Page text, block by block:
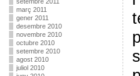
març 2011
gener 2011
desembre 2010
novembre 2010
octubre 2010
setembre 2010
agost 2010
juliol 2010